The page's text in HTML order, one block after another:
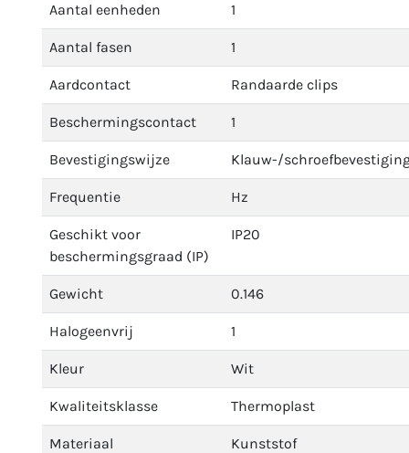
Aantal eenheden 1
Aantal fasen 1
Aardcontact Randaarde clips
Beschermingscontact 1
Bevestigingswijze Klauw-/
Frequentie Hz
Geschikt voor
beschermingsgraad (IP)
IP20
Gewicht 0.146
Halogeenvrij 1
Kleur Wit
Kwaliteitsklasse Thermoplast
Materiaal Kunststof